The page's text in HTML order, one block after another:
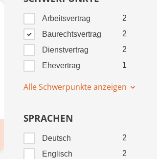
Arbeitsvertrag
2
Baurechtsvertrag
2
Dienstvertrag
2
Ehevertrag
1
Alle Schwerpunkte anzeigen
SPRACHEN
Deutsch
2
Englisch
2